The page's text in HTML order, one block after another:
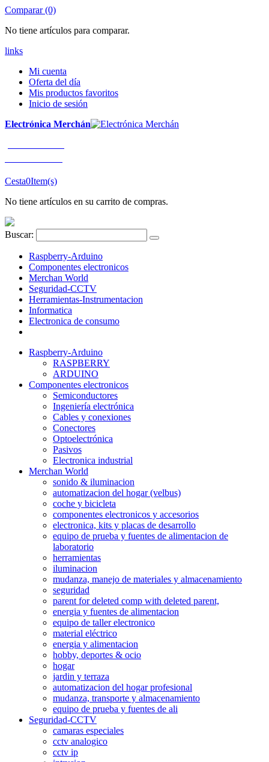
Comparar (0)
No tiene artículos para comparar.
links
Mi cuenta
Oferta del día
Mis productos favoritos
Inicio de sesión
Electrónica Merchán
Cesta0Item(s)
No tiene artículos en su carrito de compras.
Buscar:
Raspberry-Arduino
Componentes electronicos
Merchan World
Seguridad-CCTV
Herramientas-Instrumentacion
Informatica
Electronica de consumo
Raspberry-Arduino
RASPBERRY
ARDUINO
Componentes electronicos
Semiconductores
Ingeniería electrónica
Cables y conexiones
Conectores
Optoelectrónica
Pasivos
Electronica industrial
Merchan World
sonido & iluminacion
automatizacion del hogar (velbus)
coche y bicicleta
componentes electronicos y accesorios
electronica, kits y placas de desarrollo
equipo de prueba y fuentes de alimentacion de
laboratorio
herramientas
iluminacion
mudanza, manejo de materiales y almacenamiento
seguridad
parent for deleted comp with deleted parent,
energia y fuentes de alimentacion
equipo de taller electronico
material eléctrico
energia y alimentacion
hobby, deportes & ocio
hogar
jardin y terraza
automatizacion del hogar profesional
mudanza, transporte y almacenamiento
equipo de prueba y fuentes de ali
Seguridad-CCTV
camaras especiales
cctv analogico
cctv ip